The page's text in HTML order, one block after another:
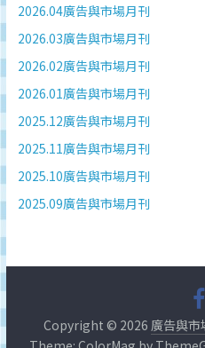
2026.04廣告與市場月刊
2026.03廣告與市場月刊
2026.02廣告與市場月刊
2026.01廣告與市場月刊
2025.12廣告與市場月刊
2025.11廣告與市場月刊
2025.10廣告與市場月刊
2025.09廣告與市場月刊
Copyright © 2026 廣告與市